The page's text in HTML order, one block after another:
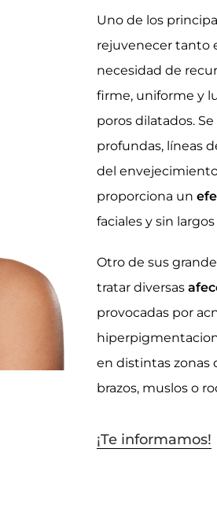
Uno de los
rejuvenecer tanto
necesidad de
firme, uniforme y
poros dilatados.
profundas, líneas
del
proporciona un
faciales y sin
Otro de sus
tratar diversas
provocadas por
en distintas zonas
brazos, muslos o
¡Te informamos!